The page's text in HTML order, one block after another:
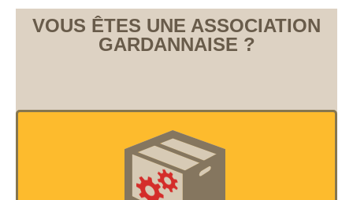
VOUS ÊTES UNE ASSOCIATION
GARDANNAISE ?